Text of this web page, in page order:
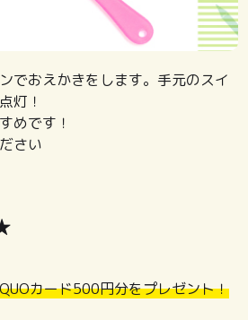
でおえかきをします。手元のスイ
灯！
めです！
さい
QUOカード500円分をプレゼント！